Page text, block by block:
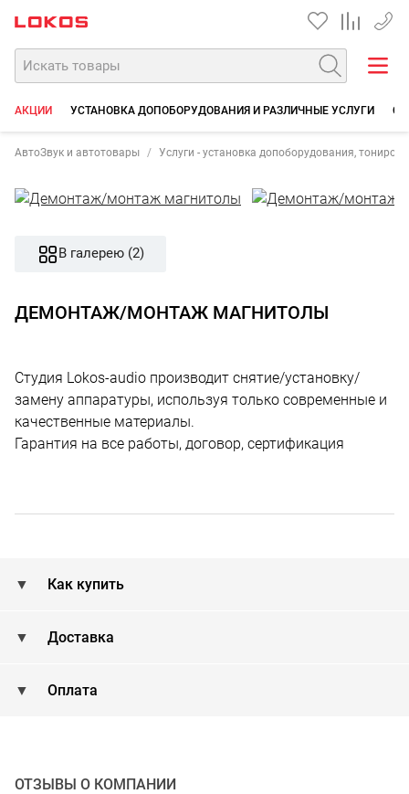
+7
АКЦИИ УСТАНОВКА ДОПОБОРУДОВАНИЯ И РАЗЛИЧНЫЕ УСЛУГИ
АвтоЗвук и автотовары Услуги - установка допоборудования,
В галерею (2)
ДЕМОНТАЖ/МОНТАЖ МАГНИТОЛЫ
Студия Lokos-audio производит снятие/установку/
замену аппаратуры, используя только современные и
качественные материалы.
Гарантия на все работы, договор, сертификация
Как купить
Доставка
Оплата
ОТЗЫВЫ О КОМПАНИИ